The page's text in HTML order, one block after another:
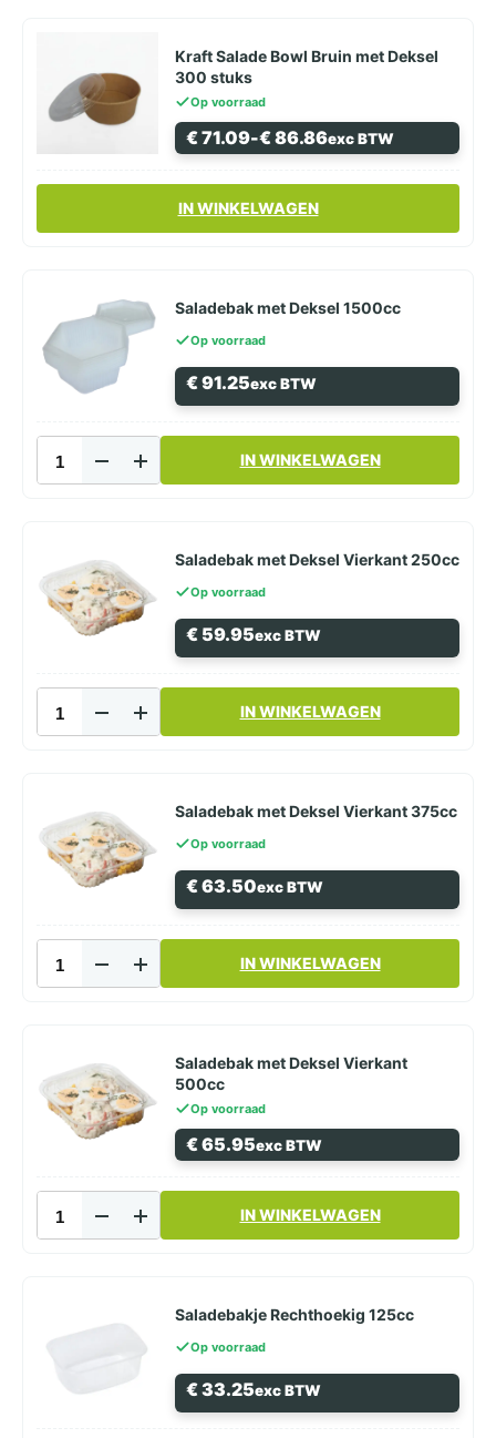
Kraft Salade Bowl Bruin met Deksel
300 stuks
Op voorraad
€71.09-€86.86
Prijsklasse:
€ 71.09
€ 86.86
exc BTW
IN WINKELWAGEN
Dit
heeft
optie
kan
gekozen
worden
de
productpagina
Saladebak met Deksel 1500cc
Op voorraad
€91.25exc BTW
met
Deksel
IN WINKELWAGEN
Saladebak met Deksel Vierkant 250cc
Op voorraad
€ 59.95exc BTW
met
Deksel
aantal
IN WINKELWAGEN
Saladebak met Deksel Vierkant 375cc
Op voorraad
€63.50exc BTW
met
Deksel
aantal
IN WINKELWAGEN
Saladebak met Deksel Vierkant
500cc
Op voorraad
€65.95exc BTW
met
Deksel
IN WINKELWAGEN
Saladebakje Rechthoekig 125cc
Op voorraad
€33.25exc BTW